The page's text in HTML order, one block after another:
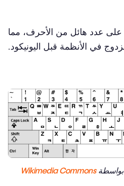
على عدد هائل من الأحرف، مما
في الأنظمة قبل اليونيكود.
بواسطةWikimedia Commons